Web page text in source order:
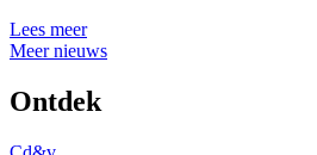
Lees meer
Meer nieuws
Ontdek